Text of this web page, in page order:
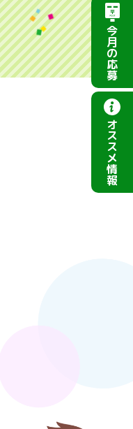
今
月
の
応
募
オ
ス
ス
メ
情
報